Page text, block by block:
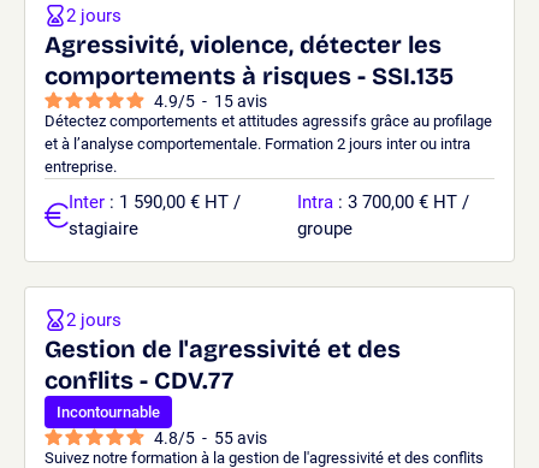
Agressivité, violence, détecter les
comportements à risques - SSI.135
4.9/5 - 15avis
Détectez comportements et attitudes agressifs grâce au profilage
et à l’analyse comportementale. Formation 2 jours inter ou intra
entreprise.
2 jours
Inter : 1 590,00 € HT /
stagiaire
Intra : 3 700,00 € HT /
groupe
Gestion de l'agressivité et des
conflits - CDV.77
Incontournable
4.8/5 - 55avis
Suivez notre formation à la gestion de l'agressivité et des conflits
2 jours